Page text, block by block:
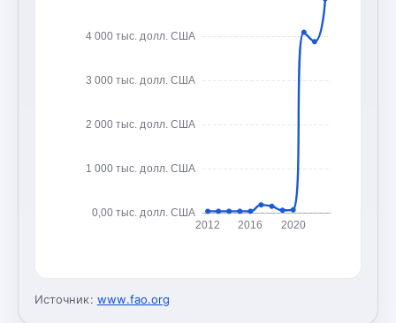
0,00 тыс. долл. США
1 000 тыс. долл. США
2 000 тыс. долл. США
3 000 тыс. долл. США
4 000 тыс. долл. США
2012 2016 2020
Источник: www.fao.org